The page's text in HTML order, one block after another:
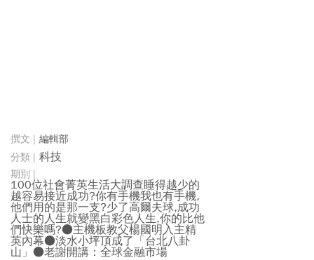
編輯部
科技
100位社會菁英生活大調查睡得越少的
越容易接近成功?你有手機我也有手機,
他們用的是那一支?少了高爾夫球,成功
人士的人生就變黑白彩色人生,你的比他
們快樂嗎?●主機板教父楊國明入主精
英內幕●淡水小坪頂成了「台北八卦
山」●老謝開講：全球金融市場